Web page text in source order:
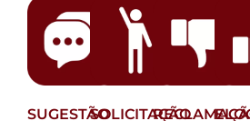
SUGESTÃOSOLICITAÇÃO